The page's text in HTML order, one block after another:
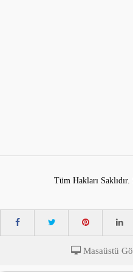
Tüm Hakları
Masaüstü